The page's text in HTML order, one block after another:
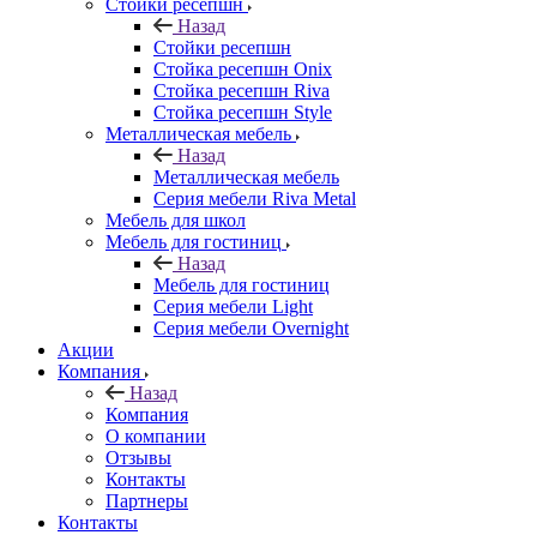
Стойки ресепшн
Назад
Стойки ресепшн
Стойка ресепшн Onix
Стойка ресепшн Riva
Стойка ресепшн Style
Металлическая мебель
Назад
Металлическая мебель
Серия мебели Riva Metal
Мебель для школ
Мебель для гостиниц
Назад
Мебель для гостиниц
Серия мебели Light
Серия мебели Overnight
Акции
Компания
Назад
Компания
О компании
Отзывы
Контакты
Партнеры
Контакты